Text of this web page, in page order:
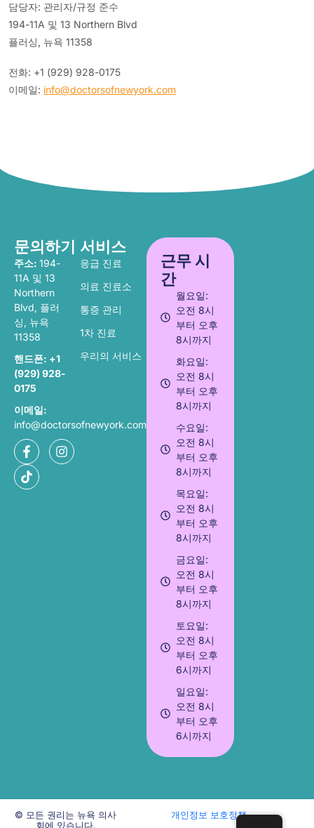
담당자: 관리자/규정 준수
194-11A 및 13 Northern Blvd
플러싱, 뉴욕 11358
전화: +1 (929) 928-0175
이메일: info@doctorsofnewyork.com
문의하기
주소: 194-
11A 및 13
Northern
Blvd, 플러
싱, 뉴욕
11358
핸드폰: +1
(929) 928-
0175
이메일:
info@doctorsofnewyork.com
서비스
응급 진료
의료 진료소
통증 관리
1차 진료
우리의 서비스
근무 시
간
월요일:
오전 8시
부터 오후
8시까지
화요일:
오전 8시
부터 오후
8시까지
수요일:
오전 8시
부터 오후
8시까지
목요일:
오전 8시
부터 오후
8시까지
금요일:
오전 8시
부터 오후
8시까지
토요일:
오전 8시
부터 오후
6시까지
일요일:
오전 8시
부터 오후
6시까지
© 모든 권리는 뉴욕 의사
회에 있습니다.
개인정보 보호정책